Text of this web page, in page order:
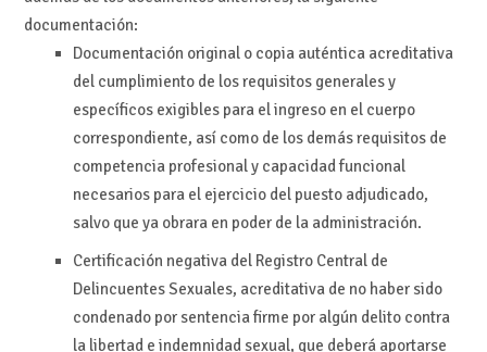
documentación:
Documentación original o copia auténtica acreditativa
del cumplimiento de los requisitos generales y
específicos exigibles para el ingreso en el cuerpo
correspondiente, así como de los demás requisitos de
competencia profesional y capacidad funcional
necesarios para el ejercicio del puesto adjudicado,
salvo que ya obrara en poder de la administración.
Certificación negativa del Registro Central de
Delincuentes Sexuales, acreditativa de no haber sido
condenado por sentencia firme por algún delito contra
la libertad e indemnidad sexual, que deberá aportarse